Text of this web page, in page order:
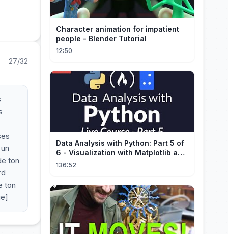
27/32
ton
ton
Character animation for impatient
people - Blender Tutorial
12:50
Data Analysis with Python: Part 5 of
6 - Visualization with Matplotlib and
Seaborn (Live Course)
136:52